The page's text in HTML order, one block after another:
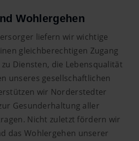
Wohlergehen
liefern wir wichtige
gleichberechtigen Zugang
Diensten, die Lebensqualität
unseres gesellschaftlichen
wir Norderstedter
Gesunderhaltung aller
Nicht zuletzt fördern wir
das Wohlergehen unserer